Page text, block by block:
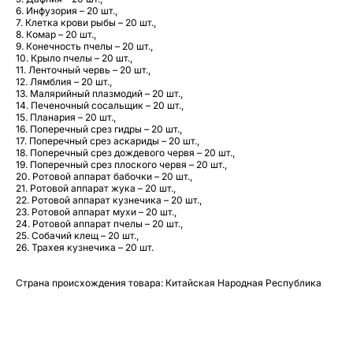
6. Инфузория – 20 шт.,
7. Клетка крови рыбы – 20 шт.,
8. Комар – 20 шт.,
9. Конечность пчелы – 20 шт.,
10. Крыло пчелы – 20 шт.,
11. Ленточный червь – 20 шт.,
12. Лямблия – 20 шт.,
13. Малярийный плазмодий – 20 шт.,
14. Печеночный сосальщик – 20 шт.,
15. Планария – 20 шт.,
16. Поперечный срез гидры – 20 шт.,
17. Поперечный срез аскариды – 20 шт.,
18. Поперечный срез дождевого червя – 20 шт.,
19. Поперечный срез плоского червя – 20 шт.,
20. Ротовой аппарат бабочки – 20 шт.,
21. Ротовой аппарат жука – 20 шт.,
22. Ротовой аппарат кузнечика – 20 шт.,
23. Ротовой аппарат мухи – 20 шт.,
24. Ротовой аппарат пчелы – 20 шт.,
25. Собачий клещ – 20 шт.,
26. Трахея кузнечика – 20 шт.
Страна происхождения товара: Китайская Народная Республика